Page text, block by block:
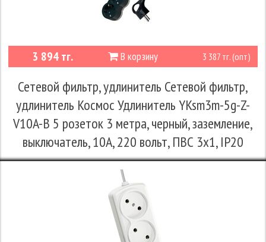
В корзину
3 894 тг. 3 387 тг. (опт)
Сетевой фильтр, удлинитель Сетевой фильтр,
удлинитель Космос Удлинитель YKsm3m-5g-Z-
V10A-B 5 розеток 3 метра, черный, заземление,
выключатель, 10А, 220 вольт, ПВС 3х1, IP20